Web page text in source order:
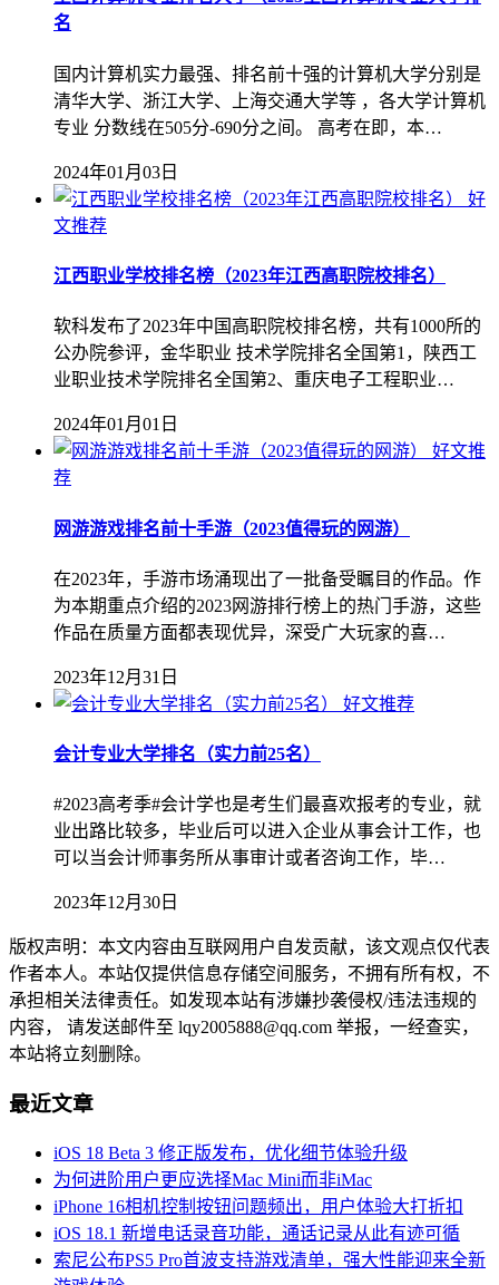
名
国内计算机实力最强、排名前十强的计算机大学分别是
清华大学、浙江大学、上海交通大学等 ，各大学计算机
专业 分数线在505分-690分之间。 高考在即，本…
2024年01月03日
好
文推荐
江西职业学校排名榜（2023年江西高职院校排名）
软科发布了2023年中国高职院校排名榜，共有1000所的
公办院参评，金华职业 技术学院排名全国第1，陕西工
业职业技术学院排名全国第2、重庆电子工程职业…
2024年01月01日
好文推
荐
网游游戏排名前十手游（2023值得玩的网游）
在2023年，手游市场涌现出了一批备受瞩目的作品。作
为本期重点介绍的2023网游排行榜上的热门手游，这些
作品在质量方面都表现优异，深受广大玩家的喜…
2023年12月31日
好文推荐
会计专业大学排名（实力前25名）
#2023高考季#会计学也是考生们最喜欢报考的专业，就
业出路比较多，毕业后可以进入企业从事会计工作，也
可以当会计师事务所从事审计或者咨询工作，毕…
2023年12月30日
版权声明：本文内容由互联网用户自发贡献，该文观点仅代表
作者本人。本站仅提供信息存储空间服务，不拥有所有权，不
承担相关法律责任。如发现本站有涉嫌抄袭侵权/违法违规的
内容， 请发送邮件至 lqy2005888@qq.com 举报，一经查实，
本站将立刻删除。
最近文章
iOS 18 Beta 3 修正版发布，优化细节体验升级
为何进阶用户更应选择Mac Mini而非iMac
iPhone 16相机控制按钮问题频出，用户体验大打折扣
iOS 18.1 新增电话录音功能，通话记录从此有迹可循
索尼公布PS5 Pro首波支持游戏清单，强大性能迎来全新